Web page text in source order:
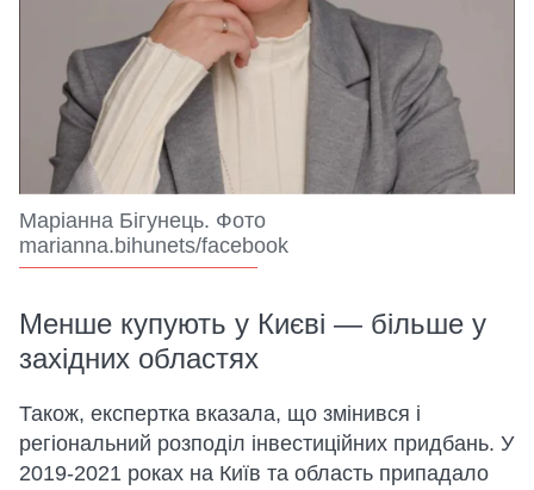
Маріанна Бігунець. Фото
marianna.bihunets/facebook
Менше купують у Києві — більше у
західних областях
Також, експертка вказала, що змінився і
регіональний розподіл інвестиційних придбань. У
2019-2021 роках на Київ та область припадало